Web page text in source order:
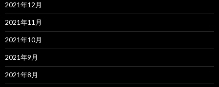
2021年12月
2021年11月
2021年10月
2021年9月
2021年8月